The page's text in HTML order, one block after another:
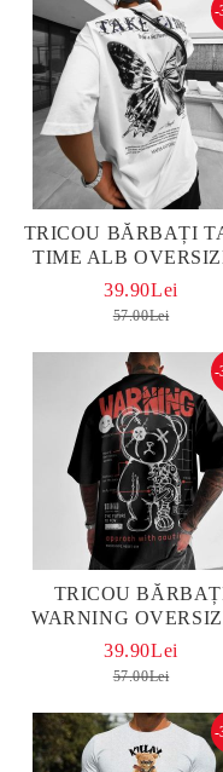
TRICOU BĂRBAȚI
TIME ALB
-
39.90Lei
57.00Lei
TRICOU
WARNING
-
39.90Lei
57.00Lei
-